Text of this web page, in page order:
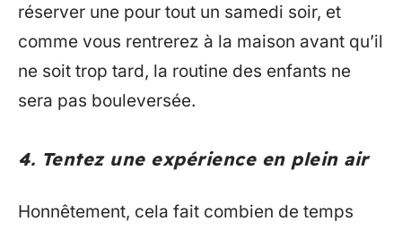
réserver une pour tout un samedi soir, et
comme vous rentrerez à la maison avant qu’il
ne soit trop tard, la routine des enfants ne
sera pas bouleversée.
4. Tentez une expérience en plein air
Honnêtement, cela fait combien de temps